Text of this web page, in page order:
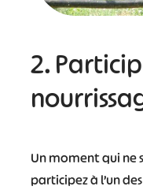
2.
Un moment qui ne
participez à l’un